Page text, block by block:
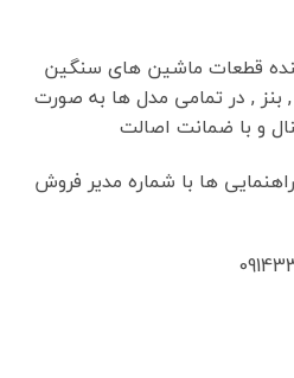
قطعات ماشین های سنگین
, بنز , در تمامی مدل ها به صورت
و با ضمانت اصالت
ها با شماره مدیر فروش